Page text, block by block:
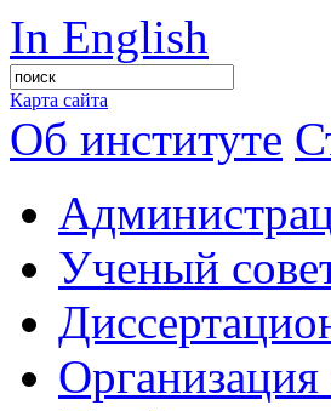
In English
Карта сайта
Об институте
Ученый